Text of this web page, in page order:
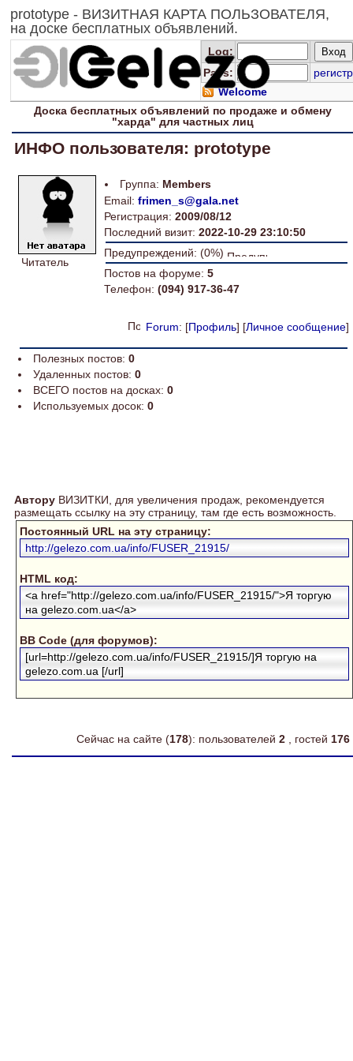
prototype - ВИЗИТНАЯ КАРТА ПОЛЬЗОВАТЕЛЯ,
на доске бесплатных объявлений.
Log:
Pass:
регистр
Welcome
Доскабесплатных объявлений по продаже и обмену
"харда" длячастных лиц
ИНФО пользователя: prototype
Читатель
Группа: Members
Email: frimen_s@gala.net
Регистрация: 2009/08/12
Последний визит: 2022-10-29 23:10:50
Предупреждений: (0%)
Постов на форуме: 5
Телефон: (094) 917-36-47
Forum: [Профиль] [Личное сообщение]
Полезных постов: 0
Удаленных постов: 0
ВСЕГО постов на досках: 0
Используемых досок: 0
Автору ВИЗИТКИ, для увеличения продаж, рекомендуется
размещать ссылку на эту страницу, там где есть возможность.
Постоянный URL на эту страницу:
http://gelezo.com.ua/info/FUSER_21915/
HTML код:
<a href="http://gelezo.com.ua/info/FUSER_21915/">Я торгую
на gelezo.com.ua</a>
BB Code (для форумов):
[url=http://gelezo.com.ua/info/FUSER_21915/]Я торгую на
gelezo.com.ua [/url]
Сейчас на сайте (178): пользователей 2 , гостей 176